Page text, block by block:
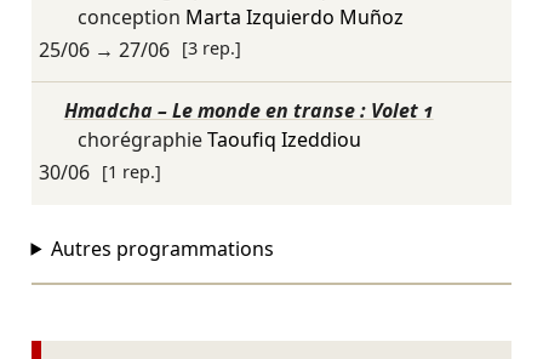
conception Marta Izquierdo Muñoz
25/06→ 27/06 [3 rep.]
Hmadcha – Le monde en transe : Volet 1
chorégraphieTaoufiq Izeddiou
30/06 [1 rep.]
Autres programmations